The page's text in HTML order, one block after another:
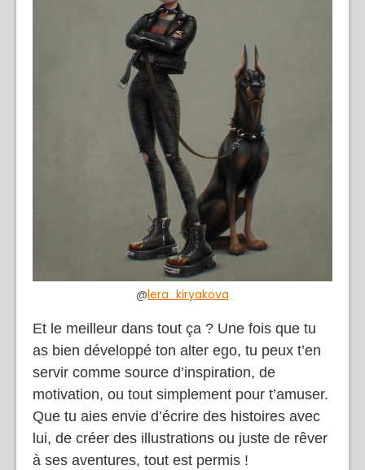
@lera_kiryakova
Et le meilleur dans tout ça ? Une fois que tu
as bien développé ton alter ego, tu peux t’en
servir comme source d’inspiration, de
motivation, ou tout simplement pour t’amuser.
Que tu aies envie d’écrire des histoires avec
lui, de créer des illustrations ou juste de rêver
à ses aventures, tout est permis !